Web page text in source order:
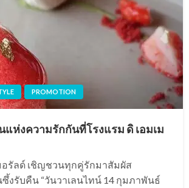
PROMOTION
ห่งความรักกันที่โรงแรม ดิ เอมเม
อรัลด์ เชิญชวนทุกคู่รักมาสัมผัส
งรับคืน “วันวาเลนไทน์ 14 กุมภาพันธ์